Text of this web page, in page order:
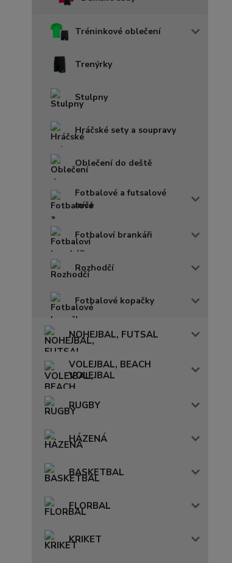
Tréninkové oblečení
Trenýrky
Stulpny
Hráčské sety a soupravy
Oblečení do deště
Fotbalové a futsalové
míče
Fotbaloví brankáři
Rozhodčí
Fotbalové kopačky
NOHEJBAL, FUTSAL
VOLEJBAL, BEACH
VOLEJBAL
RUGBY
HÁZENÁ
BASKETBAL
FLORBAL
KRIKET